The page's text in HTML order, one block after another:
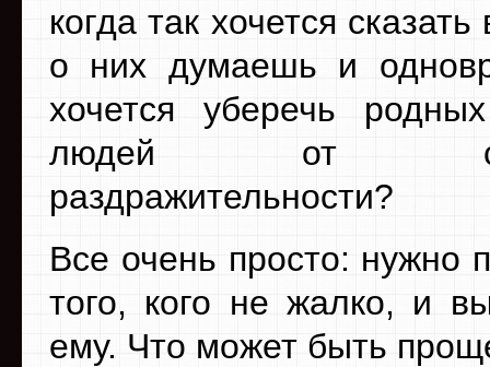
когда так хочется
о них думаешь и
хочется уберечь
людей от
раздражительности?
Все очень просто: нужно
того, кого не жалко, и
ему. Что может быть